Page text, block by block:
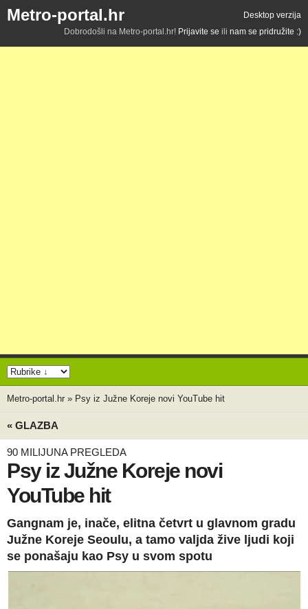
Metro-portal.hr
Desktop verzija
Dobrodošli na Metro-portal.hr! Prijavite se ili nam se pridružite :)
Metro-portal.hr » Psy iz Južne Koreje novi YouTube hit
« GLAZBA
90 MILIJUNA PREGLEDA
Psy iz Južne Koreje novi
YouTube hit
Gangnam je, inače, elitna četvrt u glavnom gradu
Južne Koreje Seoulu, a tamo valjda žive ljudi koji
se ponašaju kao Psy u svom spotu